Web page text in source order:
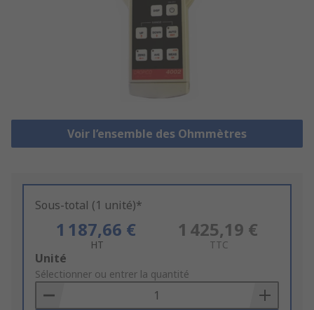
Voir l’ensemble des Ohmmètres
Sous-total (1 unité)*
1 187,66 €
HT
1 425,19 €
TTC
Add
to
Basket
Unité
Sélectionner ou entrer la quantité